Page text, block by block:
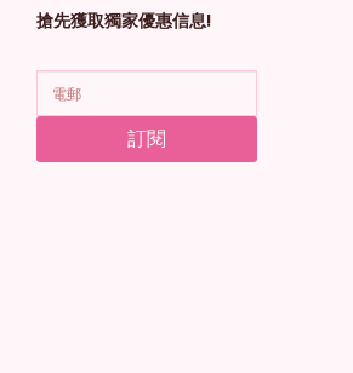
搶先獲取獨家優惠信息!
訂閱